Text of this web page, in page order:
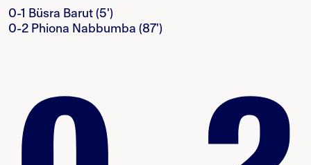
0-1 Büsra Barut (5')
0-2 Phiona Nabbumba (87')